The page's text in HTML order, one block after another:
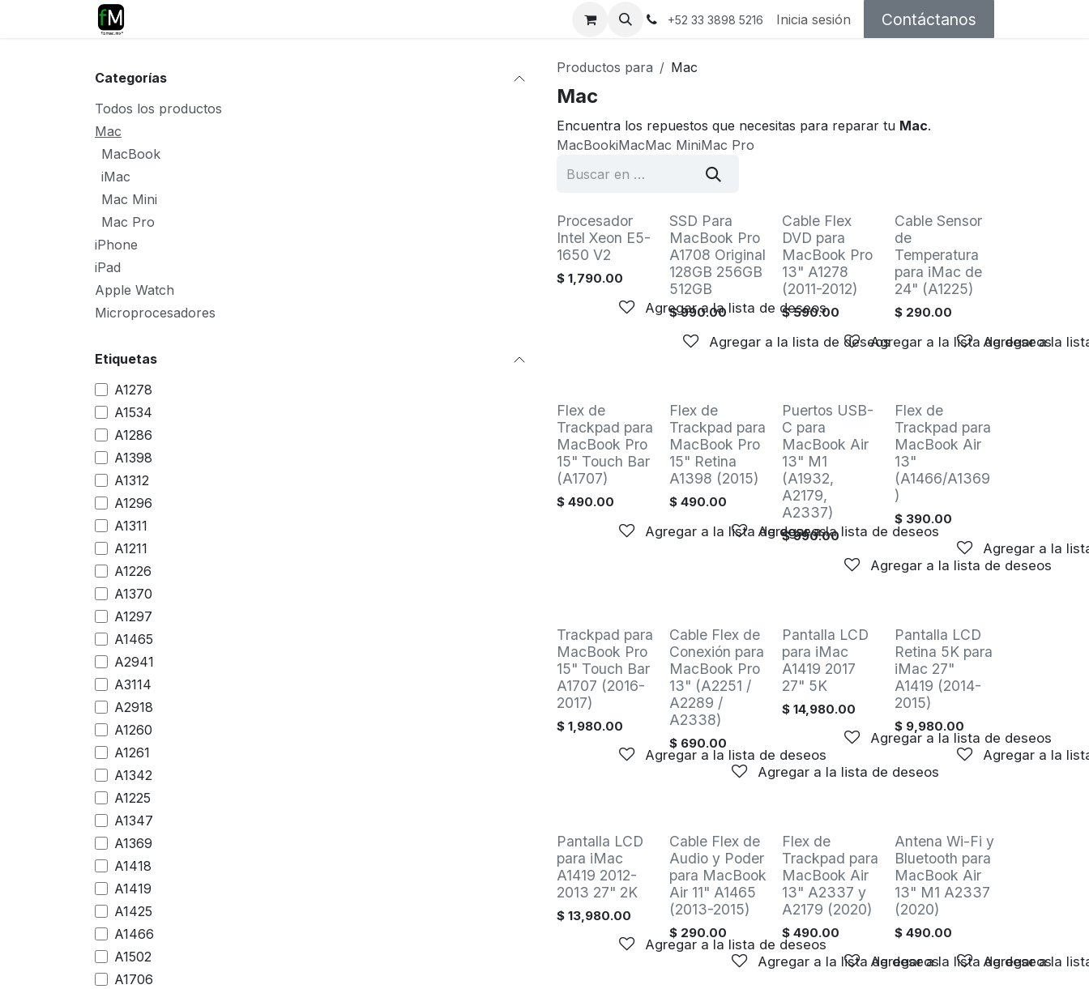
Ir al contenido Sobre nosotros +52 33 3898 5216 Inicia sesión Contáctanos
Categorías
Todos los productos
Mac
MacBook
iMac
Mac Mini
Mac Pro
iPhone
iPad
Apple Watch
Microprocesadores
Etiquetas
A1278
A1534
A1286
A1398
A1312
A1296
A1311
A1211
A1226
A1370
A1297
A1465
A2941
A3114
A2918
A1260
A1261
A1342
A1225
A1347
A1369
A1418
A1419
A1425
A1466
A1502
A1706
Productos para Mac
Mac
Encuentra los repuestos que necesitas para reparar tu Mac.
MacBookiMacMac MiniMac Pro
Procesador
Intel Xeon E5-
1650 V2
$ 1,790.00
Agregar a la lista de deseos
SSD Para
MacBook Pro
A1708 Original
128GB 256GB
512GB
$990.00
Agregar a la lista de deseos
Venta
Cable Flex
DVD para
MacBook Pro
13" A1278
(2011-2012)
$590.00
Agregar a la lista de deseos
Venta
Cable Sensor
de
Temperatura
para iMac de
24" (A1225)
$ 290.00
Agregar a la
Venta
Flex de
Trackpad para
MacBook Pro
15" Touch Bar
(A1707)
$ 490.00
Agregar a la lista de deseos
Venta
Flex de
Trackpad para
MacBook Pro
15" Retina
A1398 (2015)
$ 490.00
Agregar a la lista de deseos
Venta
Puertos USB-
C para
MacBook Air
13" M1
(A1932,
A2179,
A2337)
$990.00
Agregar a la lista de deseos
Venta
Flex de
Trackpad para
MacBook Air
13"
(A1466/A1369
)
$ 390.00
Agregar a la
Venta
Trackpad para
MacBook Pro
15" Touch Bar
A1707 (2016-
2017)
$ 1,980.00
Agregar a la lista de deseos
Venta
Cable Flex de
Conexión para
MacBook Pro
13" (A2251 /
A2289 /
A2338)
$ 690.00
Agregar a la lista de deseos
Pantalla LCD
para iMac
A1419 2017
27" 5K
$ 14,980.00
Agregar a la lista de deseos
Oferta
Pantalla LCD
Retina 5K para
iMac 27"
A1419 (2014-
2015)
$ 9,980.00
Agregar a la
Pantalla LCD
para iMac
A1419 2012-
2013 27" 2K
$ 13,980.00
Agregar a la lista de deseos
Venta
Cable Flex de
Audio y Poder
para MacBook
Air 11" A1465
(2013-2015)
$ 290.00
Agregar a la lista de deseos
Venta
Flex de
Trackpad para
MacBook Air
13" A2337 y
A2179 (2020)
$ 490.00
Agregar a la lista de deseos
Venta
Antena Wi-Fi y
Bluetooth para
MacBook Air
13" M1 A2337
(2020)
$ 490.00
Agregar a la